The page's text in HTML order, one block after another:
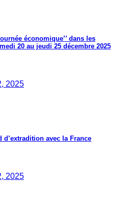
économique’’ dans les
20 au jeudi 25 décembre 2025
2025
d’extradition avec la France
2025